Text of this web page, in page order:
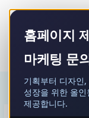
홈페이지
마케팅 문
기획부터 디자인
성장을 위한 올
제공합니다.